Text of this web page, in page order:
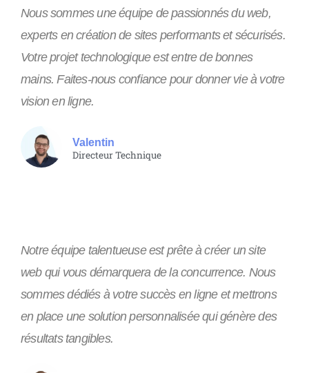
Nous sommes une équipe de passionnés du web,
experts en création de sites performants et sécurisés.
Votre projet technologique est entre de bonnes
mains. Faites-nous confiance pour donner vie à votre
vision en ligne.
Valentin
Directeur Technique
Notre équipe talentueuse est prête à créer un site
web qui vous démarquera de la concurrence. Nous
sommes dédiés à votre succès en ligne et mettrons
en place une solution personnalisée qui génère des
résultats tangibles.